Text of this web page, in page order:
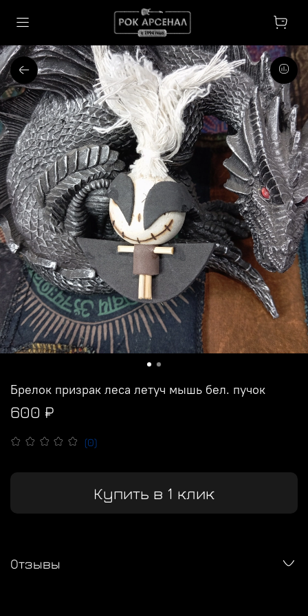
(0)
Брелок призрак леса летуч мышь бел. пучок
600 ₽
Купить в 1 клик
Отзывы